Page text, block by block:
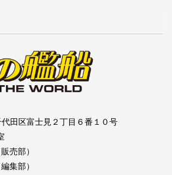
田区富士見２丁目６番１０号
売部）
集部）